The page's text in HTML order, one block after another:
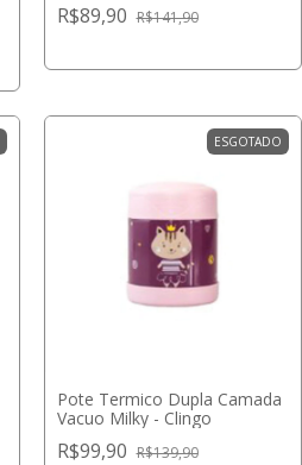
R$89,90 R$141,90
ESGOTADO
Pote Termico Dupla Camada
Vacuo Milky - Clingo
R$99,90 R$139,90